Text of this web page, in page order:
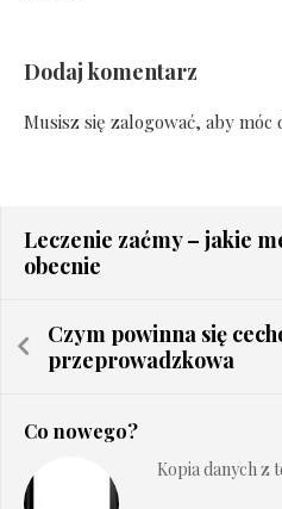
Dodaj komentarz
Musisz się zalogować, aby móc
Leczenie zaćmy – jakie
obecnie
Czym powinna się
przeprowadzkowa
Co nowego?
Kopia danych z